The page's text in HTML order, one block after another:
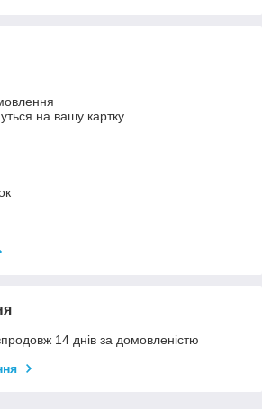
на вашу картку
14 днів за домовленістю